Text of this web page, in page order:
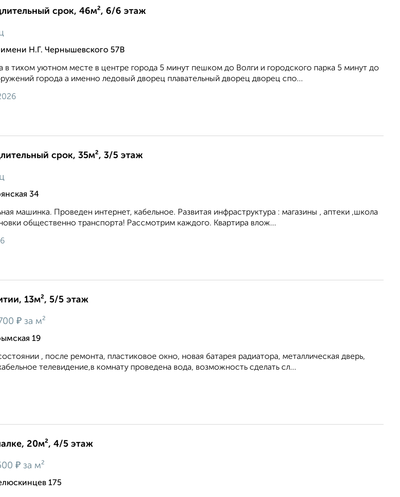
срок, 46м², 6/6 этаж
Н.Г. Чернышевского 57В
в тихом уютном месте в центре города 5 минут пешком до Волги и городского парка 5 минут до
города а именно ледовый дворец плавательный дворец дворец спо...
срок, 35м², 3/5 этаж
34
машинка. Проведен интернет, кабельное. Развитая инфраструктура : магазины , аптеки ,школа
общественно транспорта! Рассмотрим каждого. Квартира влож...
13м², 5/5 этаж
₽ за м²
19
, после ремонта, пластиковое окно, новая батарея радиатора, металлическая дверь,
телевидение,в комнату проведена вода, возможность сделать сл...
20м², 4/5 этаж
₽ за м²
175